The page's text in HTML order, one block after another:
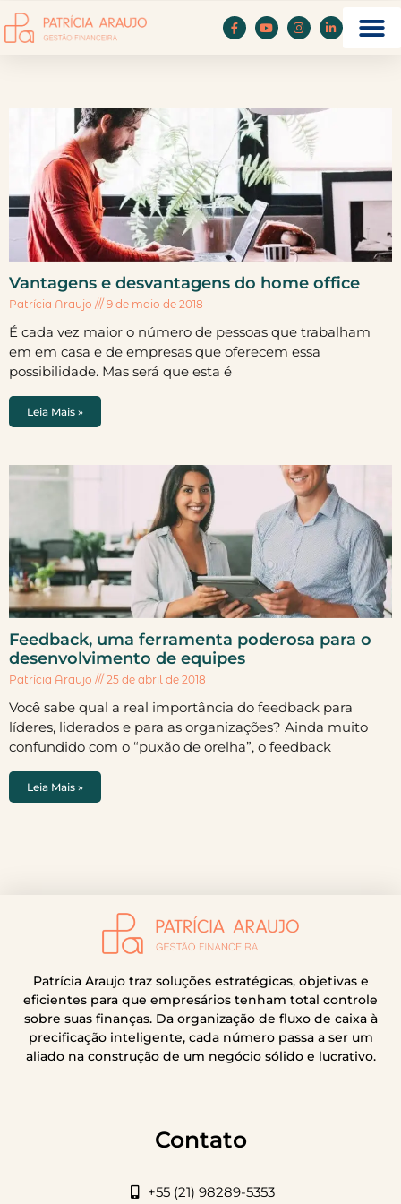
Vantagens e desvantagens do home office
Patrícia Araujo 9 de maio de 2018
É cada vez maior o número de pessoas que trabalham
em em casa e de empresas que oferecem essa
possibilidade. Mas será que esta é
Leia Mais »
Feedback, uma ferramenta poderosa para o
desenvolvimento de equipes
Patrícia Araujo 25 de abril de 2018
Você sabe qual a real importância do feedback para
líderes, liderados e para as organizações? Ainda muito
confundido com o “puxão de orelha”, o feedback
Leia Mais »
Patrícia Araujo traz soluções estratégicas, objetivas e
eficientes para que empresários tenham total controle
sobre suas finanças. Da organização de fluxo de caixa à
precificação inteligente, cada número passa a ser um
aliado na construção de um negócio sólido e lucrativo.
Contato
+55 (21) 98289-5353